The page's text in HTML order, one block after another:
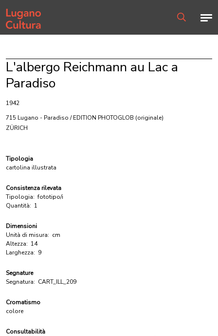
Home page
L'albergo Reichmann au Lac a
Paradiso
1942
715 Lugano - Paradiso / EDITION PHOTOGLOB (originale)
ZÜRICH
Tipologia
cartolina illustrata
Consistenza rilevata
Tipologia: fototipo/i
Quantità: 1
Dimensioni
Unità di misura: cm
Altezza: 14
Larghezza: 9
Segnature
Segnatura: CART_ILL_209
Cromatismo
colore
Consultabilità